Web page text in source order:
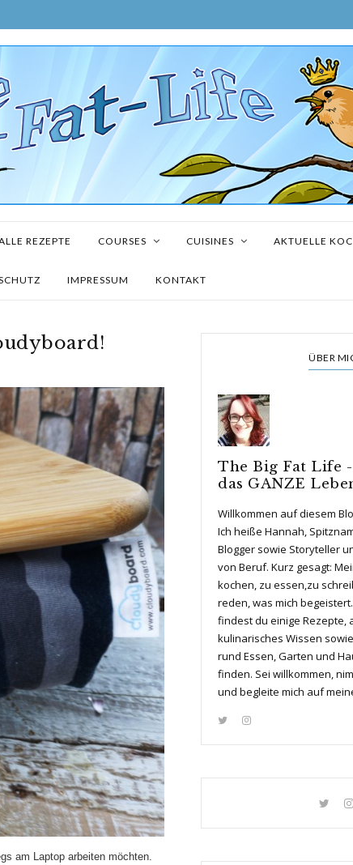
REZEPTE COURSES CUISINES AKTUELLE
IMPRESSUM KONTAKT
am Laptop arbeiten möchten.
ÜBER
The Big Fat Life
das GANZE
Willkommen auf diesem
Ich heiße Hannah,
Blogger sowie Storyteller
von Beruf. Kurz gesagt:
kochen, zu essen,zu
reden, was mich
findest du einige Rezepte,
kulinarisches Wissen
rund Essen, Garten und
finden. Sei willkommen,
und begleite mich auf